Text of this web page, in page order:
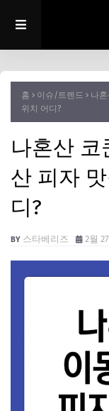
홈 이슈/트렌드
나
위치 어디?
나혼산 코
산 피자
디?
스타베리즈 2월